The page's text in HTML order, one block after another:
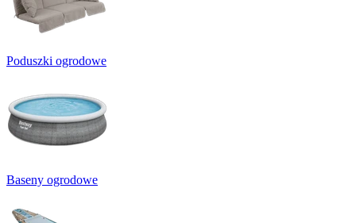
Poduszki ogrodowe
Baseny ogrodowe